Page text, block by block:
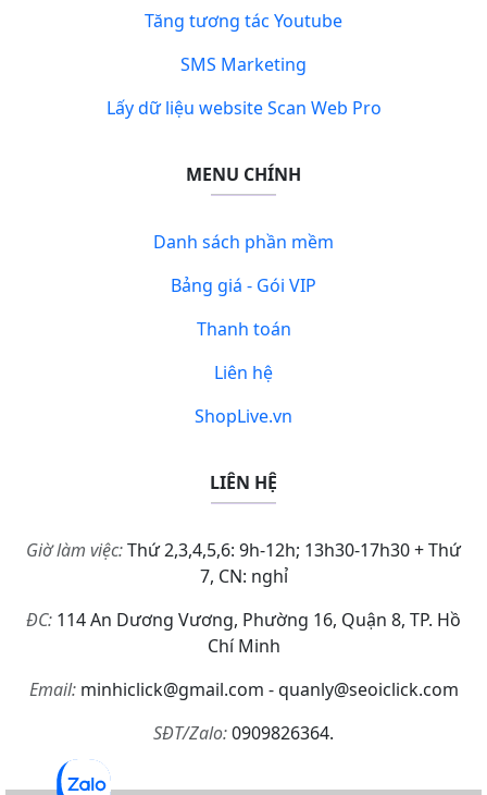
Tăng tương tác Youtube
SMS Marketing
Lấy dữ liệu website Scan Web Pro
MENU CHÍNH
Danh sách phần mềm
Bảng giá - Gói VIP
Thanh toán
Liên hệ
ShopLive.vn
LIÊN HỆ
Giờ làm việc:Thứ 2,3,4,5,6: 9h-12h; 13h30-17h30 + Thứ
7, CN: nghỉ
ĐC: 114 An Dương Vương, Phường 16, Quận 8, TP. Hồ
Chí Minh
Email:minhiclick@gmail.com - quanly@seoiclick.com
SĐT/Zalo:0909826364.